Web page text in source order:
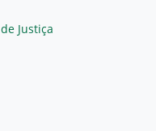
Justiça